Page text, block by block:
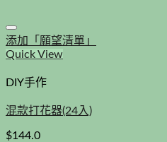
添加「願望清單」
Quick View
DIY手作
混款打花器(24入)
$144.0